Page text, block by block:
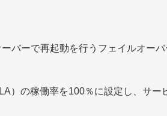
バーで再起動を行うフェイルオー
）の稼働率を100％に設定し、サー